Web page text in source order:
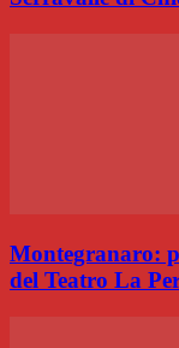
Montegranaro:
del Teatro La